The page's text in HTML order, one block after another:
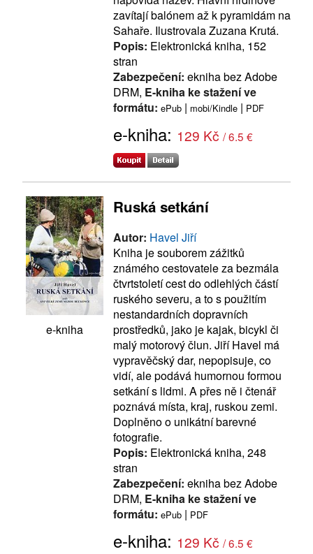
zavítají balónem až k pyramidám na
Sahaře. Ilustrovala Zuzana Krutá.
Popis: Elektronická kniha, 152
stran
Zabezpečení: ekniha bez Adobe
DRM, E-kniha ke stažení ve
formátu: ePub | mobi/Kindle | PDF
e-kniha: 129 Kč / 6.5 €
e-kniha
Ruská setkání
Autor: Havel Jiří
Kniha je souborem zážitků
známého cestovatele za bezmála
čtvrtstoletí cest do odlehlých částí
ruského severu, a to s použitím
nestandardních dopravních
prostředků, jako je kajak, bicykl či
malý motorový člun. Jiří Havel má
vypravěčský dar, nepopisuje, co
vidí, ale podává humornou formou
setkání s lidmi. A přes ně i čtenář
poznává místa, kraj, ruskou zemi.
Doplněno o unikátní barevné
fotografie.
Popis: Elektronická kniha, 248
stran
Zabezpečení: ekniha bez Adobe
DRM, E-kniha ke stažení ve
formátu: ePub | PDF
e-kniha: 129 Kč / 6.5 €